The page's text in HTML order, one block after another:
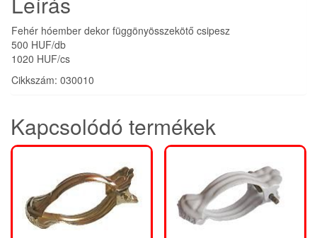
Fehér hóember dekor függönyösszekötő csipesz
500 HUF/db
1020 HUF/cs
Cikkszám: 030010
Kapcsolódó termékek